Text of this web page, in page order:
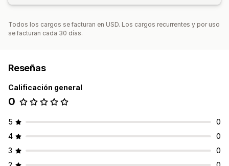
Todos los cargos se facturan en USD. Los cargos recurrentes y por uso
se facturan cada 30 días.
Reseñas
Calificación general
0
5
0
4
0
3
0